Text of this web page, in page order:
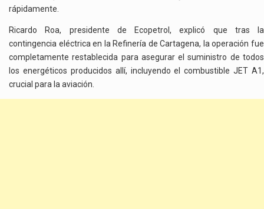
AVIONES
Y
ADOPTA
ADICIONALES
rápidamente.
Ricardo Roa, presidente de Ecopetrol, explicó que tras la
contingencia eléctrica en la Refinería de Cartagena, la operación fue
completamente restablecida para asegurar el suministro de todos
los energéticos producidos allí, incluyendo el combustible JET A1,
crucial para la aviación.